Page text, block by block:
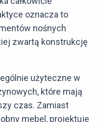
oznacza to
nośnych
zwartą konstrukcję
użyteczne w
które mają
czas. Zamiast
mebel, projektuje